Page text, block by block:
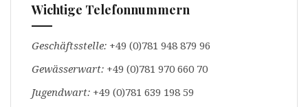
Wichtige Telefonnummern
Geschäftsstelle: +49 (0)781 948 879 96
Gewässerwart: +49 (0)781 970 660 70
Jugendwart: +49 (0)781 639 198 59